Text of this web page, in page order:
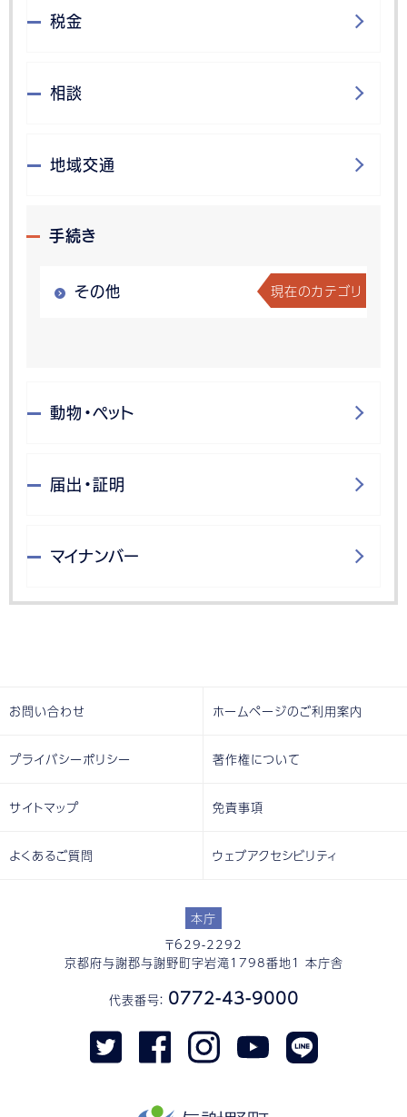
税金
相談
地域交通
手続き
その他 現在のカテゴリ
動物・ペット
届出・証明
マイナンバー
本庁
〒629-2292
京都府与謝郡与謝野町字岩滝1798番地1 本庁舎
代表番号： 0772-43-9000
お問い合わせ ホームページのご利用案内
プライバシーポリシー 著作権について
サイトマップ 免責事項
よくあるご質問 ウェブアクセシビリティ